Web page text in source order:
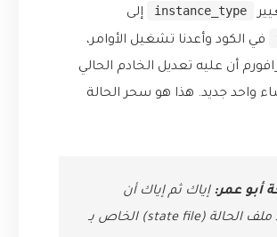
instance_type
إلى
في الكود وأعدنا تشغيل الأوامر،
أن عليه تعديل الخادم الحالي
واحد جديد. هذا هو سحر الحالة
أبو عمر: إياك ثم إياك أن
تحفظ ملف الحالة (state file) الخاص بـ